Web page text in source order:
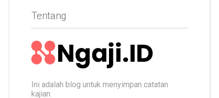
Tentang
Ini adalah blog untuk menyimpan catatan
kajian.